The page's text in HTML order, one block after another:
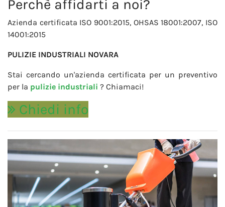
Perchè affidarti a noi?
Azienda certificata ISO 9001:2015, OHSAS 18001:2007, ISO
14001:2015
PULIZIE INDUSTRIALI NOVARA
Stai cercando un'azienda certificata per un preventivo
per la pulizie industriali ? Chiamaci!
Chiedi info